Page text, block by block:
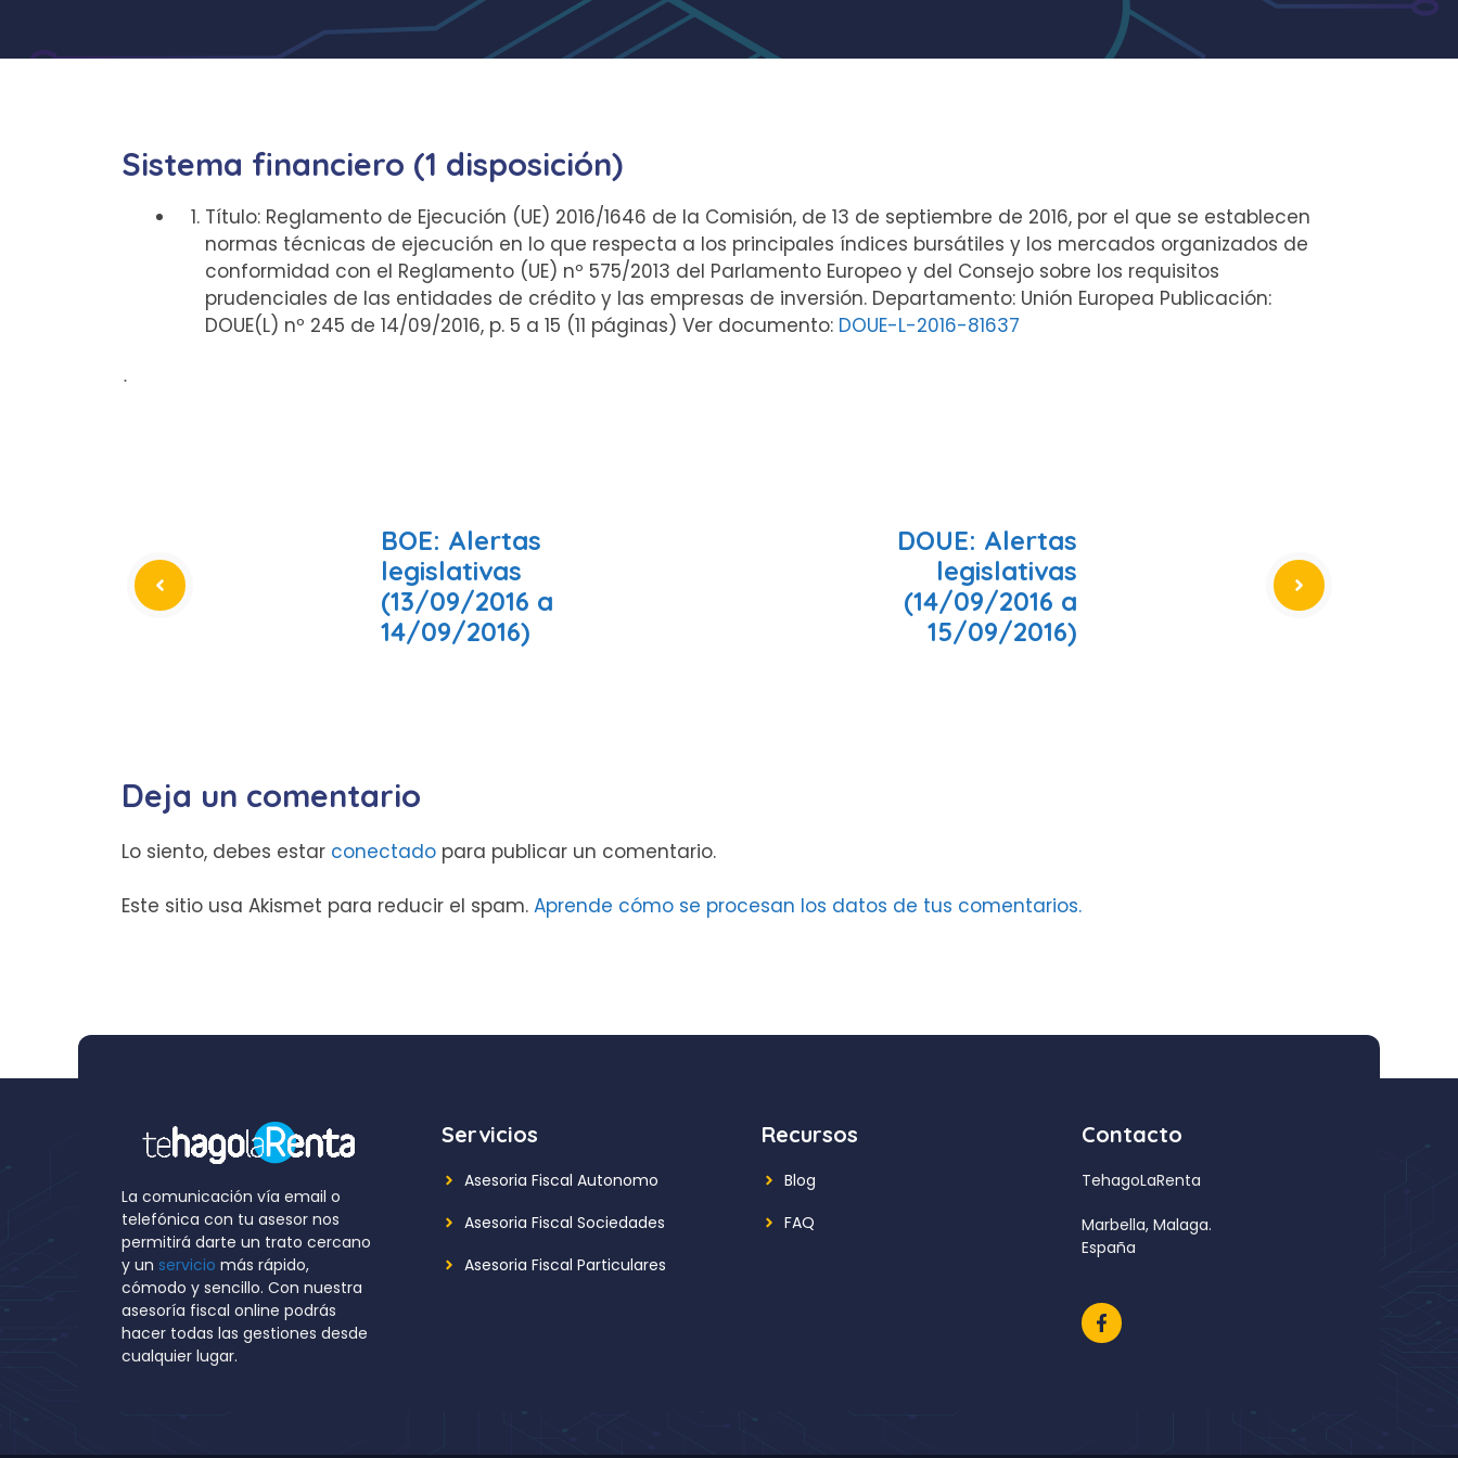
Sistema financiero (1 disposición)
Título: Reglamento de Ejecución (UE) 2016/1646 de la Comisión, de 13 de septiembre de 2016, por el que se establecen
normas técnicas de ejecución en lo que respecta a los principales índices bursátiles y los mercados organizados de
conformidad con el Reglamento (UE) nº 575/2013 del Parlamento Europeo y del Consejo sobre los requisitos
prudenciales de las entidades de crédito y las empresas de inversión. Departamento: Unión Europea Publicación:
DOUE(L) nº 245 de 14/09/2016, p. 5 a 15 (11 páginas) Ver documento: DOUE-L-2016-81637
ᐧ
BOE: Alertas
legislativas
(13/09/2016 a
14/09/2016)
DOUE: Alertas
legislativas
(14/09/2016 a
15/09/2016)
Deja un comentario
Lo siento, debes estar conectado para publicar un comentario.
Este sitio usa Akismet para reducir el spam. Aprende cómo se procesan los datos de tus comentarios.
La comunicación vía email o
telefónica con tu asesor nos
permitirá darte un trato cercano
y un servicio más rápido,
cómodo y sencillo. Con nuestra
asesoría fiscal online podrás
hacer todas las gestiones desde
cualquier lugar.
Servicios
Asesoria Fiscal Autonomo
Asesoria Fiscal Sociedades
Asesoria Fiscal Particulares
Recursos
Blog
FAQ
Contacto
TehagoLaRenta
Marbella, Malaga.
España